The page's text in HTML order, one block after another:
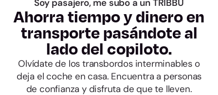
Lleida
Tarragona
Alicante
Soy pasajero, me subo a un TRIBBU
Ahorra tiempo y dinero en
transporte pasándote al
lado del copiloto.
Olvídate de los transbordos interminables o
deja el coche en casa. Encuentra a personas
de confianza y disfruta de que te lleven.